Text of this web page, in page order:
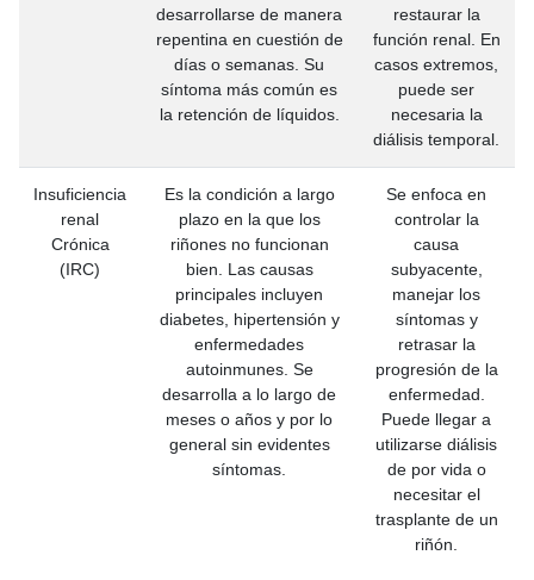
desarrollarse de manera
repentina en cuestión de
días o semanas. Su
síntoma más común es
la retención de líquidos.
restaurar la
función renal. En
casos extremos,
puede ser
necesaria la
diálisis temporal.
Insuficiencia
renal
Crónica
(IRC)
Es la condición a largo
plazo en la que los
riñones no funcionan
bien. Las causas
principales incluyen
diabetes, hipertensión y
enfermedades
autoinmunes. Se
desarrolla a lo largo de
meses o años y por lo
general sin evidentes
síntomas.
Se enfoca en
controlar la
causa
subyacente,
manejar los
síntomas y
retrasar la
progresión de la
enfermedad.
Puede llegar a
utilizarse diálisis
de por vida o
necesitar el
trasplante de un
riñón.